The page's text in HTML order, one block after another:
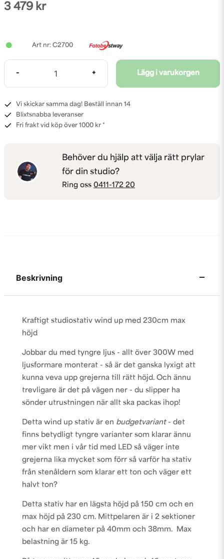
3 479 kr
C2700
- + Lägg i varukorgen
Vi skickar samma dag! Beställ innan 14
Blixtsnabba leveranser
Fri frakt vid köp över 1000 kr *
Behöver du hjälp att välja rätt prylar
för din studio?
Ring oss 0411-172 20
Beskrivning
Kraftigt studiostativ wind up med 230cm max
höjd
Jobbar du med tyngre ljus - allt över 300W med
ljusformare monterat - så är det ganska lyxigt att
kunna veva upp grejerna till rätt höjd. Och ännu
trevligare är det på vägen ner - du slipper ha
sönder utrustningen när allt ska packas ihop!
Detta wind up stativ är en budgetvariant- det
finns betydligt tyngre varianter som klarar ännu
mer vikt men i vår tid med LED så väger inte
grejerna lika mycket som förr så varför ha stativ
från stenåldern som klarar ett ton och väger ett
halvt ton?
Detta stativ har en lägsta höjd på 150 cm och en
max höjd på 230 cm. Mittpelaren är i 2 sektioner
och har en diameter på 40mm och 38mm. Max
belastning är 15 kg.